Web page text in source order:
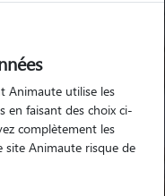
Visites
Visites
Animaute utilise les
en faisant des choix ci-
complètement les
site Animaute risque de